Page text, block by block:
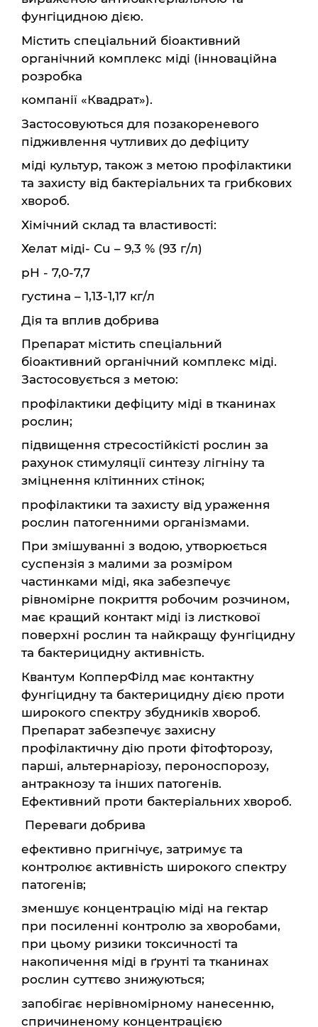
фунгіцидною дією.
Містить спеціальний біоактивний
органічний комплекс міді (інноваційна
розробка
компанії «Квадрат»).
Застосовуються для позакореневого
підживлення чутливих до дефіциту
міді культур, також з метою профілактики
та захисту від бактеріальних та грибкових
хвороб.
Хімічний склад та властивості:
Хелат міді- Сu – 9,3 % (93 г/л)
рН - 7,0-7,7
густина – 1,13-1,17 кг/л
Дія та вплив добрива
Препарат містить спеціальний
біоактивний органічний комплекс міді.
Застосовується з метою:
профілактики дефіциту міді в тканинах
рослин;
підвищення стресостійкісті рослин за
рахунок стимуляції синтезу лігніну та
зміцнення клітинних стінок;
профілактики та захисту від ураження
рослин патогенними організмами.
При змішуванні з водою, утворюється
суспензія з малими за розміром
частинками міді, яка забезпечує
рівномірне покриття робочим розчином,
має кращий контакт міді із листкової
поверхні рослин та найкращу фунгіцидну
та бактерицидну активність.
Квантум КопперФілд має контактну
фунгіцидну та бактерицидну дією проти
широкого спектру збудників хвороб.
Препарат забезпечує захисну
профілактичну дію проти фітофторозу,
парші, альтернаріозу, пероноспорозу,
антракнозу та інших патогенів.
Ефективний проти бактеріальних хвороб.
Переваги добрива
ефективно пригнічує, затримує та
контролює активність широкого спектру
патогенів;
зменшує концентрацію міді на гектар
при посиленні контролю за хворобами,
при цьому ризики токсичності та
накопичення міді в ґрунті та тканинах
рослин суттєво знижуються;
запобігає нерівномірному нанесенню,
спричиненому концентрацією